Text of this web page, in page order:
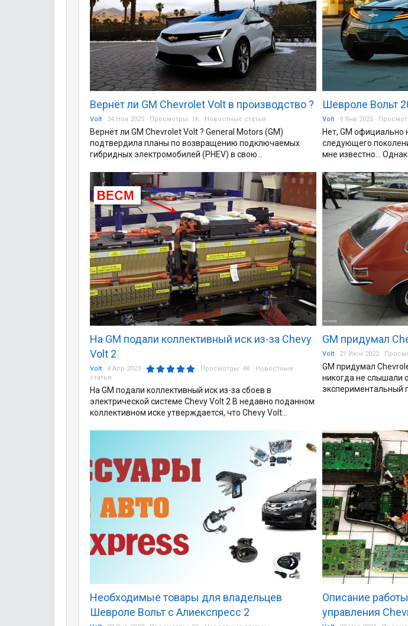
Вернёт ли GM Chevrolet Volt в производство ?
Volt 24 Ноя 2025 Просмотры: 1K Новостные статьи
Вернёт ли GM Chevrolet Volt ? General Motors (GM)
подтвердила планы по возвращению подключаемых
гибридных электромобилей (PHEV) в свою...
Шевроле Вольт
Volt 9 Янв 2025
Нет, GM официально
следующего
мне известно…
На GM подали коллективный иск из-за Chevy
Volt 2
Volt 4 Апр 2023
5
0
з
в
ё
д
Просмотры: 4K
Новостные
статьи
На GM подали коллективный иск из-за сбоев в
электрической системе Chevy Volt 2 В недавно поданном
коллективном иске утверждается, что Chevy Volt...
GM придумал
Volt 21 Июн 2022
GM придумал
никогда не слышали
экспериментальный
Необходимые товары для владельцев
Шевроле Вольт с Алиекспресс 2
Описание
управления